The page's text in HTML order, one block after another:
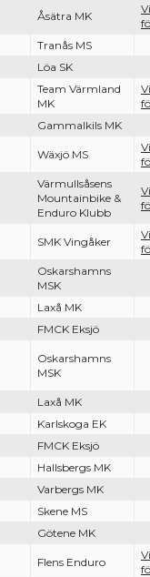
Åsätra MK
Tranås MS
Löa SK
Team Värmland
MK
Gammalkils MK
Wäxjö MS
Värmullsåsens
Mountainbike &
Enduro Klubb
SMK Vingåker
Oskarshamns
MSK
Laxå MK
FMCK Eksjö
Oskarshamns
MSK
Laxå MK
Karlskoga EK
FMCK Eksjö
Hallsbergs MK
Varbergs MK
Skene MS
Götene MK
Flens Enduro